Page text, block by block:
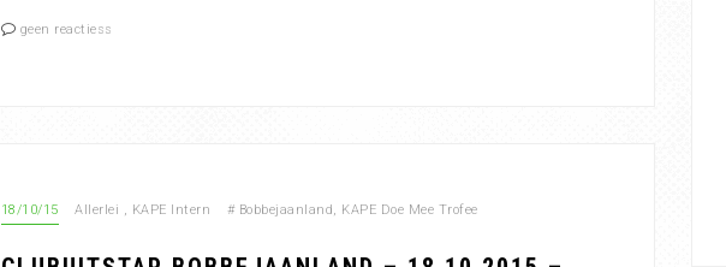
geen reactiess
18/10/15 Allerlei , KAPE Intern # Bobbejaanland, KAPE Doe Mee Trofee